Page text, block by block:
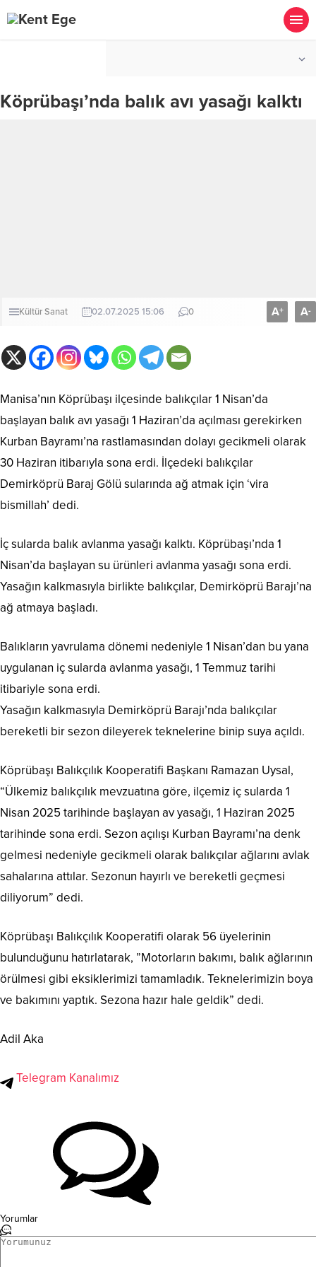
Köprübaşı’nda balık avı yasağı kalktı
Kültür Sanat 02.07.2025 15:06 0 A+ A-
Manisa’nın Köprübaşı ilçesinde balıkçılar 1 Nisan’da
başlayan balık avı yasağı 1 Haziran’da açılması gerekirken
Kurban Bayramı’na rastlamasından dolayı gecikmeli olarak
30 Haziran itibarıyla sona erdi. İlçedeki balıkçılar
Demirköprü Baraj Gölü sularında ağ atmak için ‘vira
bismillah’ dedi.
İç sularda balık avlanma yasağı kalktı. Köprübaşı’nda 1
Nisan’da başlayan su ürünleri avlanma yasağı sona erdi.
Yasağın kalkmasıyla birlikte balıkçılar, Demirköprü Barajı’na
ağ atmaya başladı.
Balıkların yavrulama dönemi nedeniyle 1 Nisan’dan bu yana
uygulanan iç sularda avlanma yasağı, 1 Temmuz tarihi
itibariyle sona erdi.
Yasağın kalkmasıyla Demirköprü Barajı’nda balıkçılar
bereketli bir sezon dileyerek teknelerine binip suya açıldı.
Köprübaşı Balıkçılık Kooperatifi Başkanı Ramazan Uysal,
“Ülkemiz balıkçılık mevzuatına göre, ilçemiz iç sularda 1
Nisan 2025 tarihinde başlayan av yasağı, 1 Haziran 2025
tarihinde sona erdi. Sezon açılışı Kurban Bayramı’na denk
gelmesi nedeniyle gecikmeli olarak balıkçılar ağlarını avlak
sahalarına attılar. Sezonun hayırlı ve bereketli geçmesi
diliyorum” dedi.
Köprübaşı Balıkçılık Kooperatifi olarak 56 üyelerinin
bulunduğunu hatırlatarak, ”Motorların bakımı, balık ağlarının
örülmesi gibi eksiklerimizi tamamladık. Teknelerimizin boya
ve bakımını yaptık. Sezona hazır hale geldik” dedi.
Adil Aka
Telegram Kanalımız
Yorumlar